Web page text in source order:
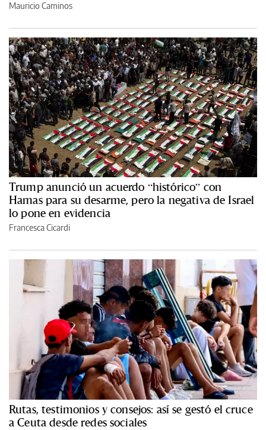
Mauricio Caminos
Trump anunció un acuerdo “histórico” con
Hamas para su desarme, pero la negativa de Israel
lo pone en evidencia
Francesca Cicardi
Rutas, testimonios y consejos: así se gestó el cruce
a Ceuta desde redes sociales